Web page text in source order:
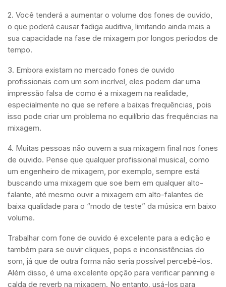
2. Você tenderá a aumentar o volume dos fones de ouvido,
o que poderá causar fadiga auditiva, limitando ainda mais a
sua capacidade na fase de mixagem por longos períodos de
tempo.
3. Embora existam no mercado fones de ouvido
profissionais com um som incrível, eles podem dar uma
impressão falsa de como é a mixagem na realidade,
especialmente no que se refere a baixas frequências, pois
isso pode criar um problema no equilíbrio das frequências na
mixagem.
4. Muitas pessoas não ouvem a sua mixagem final nos fones
de ouvido. Pense que qualquer profissional musical, como
um engenheiro de mixagem, por exemplo, sempre está
buscando uma mixagem que soe bem em qualquer alto-
falante, até mesmo ouvir a mixagem em alto-falantes de
baixa qualidade para o “modo de teste” da música em baixo
volume.
Trabalhar com fone de ouvido é excelente para a edição e
também para se ouvir cliques, pops e inconsistências do
som, já que de outra forma não seria possível percebê-los.
Além disso, é uma excelente opção para verificar panning e
calda de reverb na mixagem. No entanto, usá-los para